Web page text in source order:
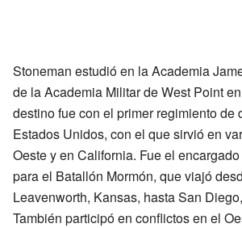
Stoneman estudió en la Academia
de la Academia Militar de West Point
destino fue con el primer regimiento de
Estados Unidos, con el que sirvió en
Oeste y en California. Fue el
para el Batallón Mormón, que viajó
Leavenworth, Kansas, hasta San
También participó en conflictos en el